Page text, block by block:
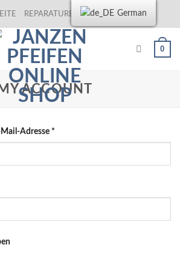
REPARATUREN KONTAKT
0
MY ACCOUNT
Adresse *
German